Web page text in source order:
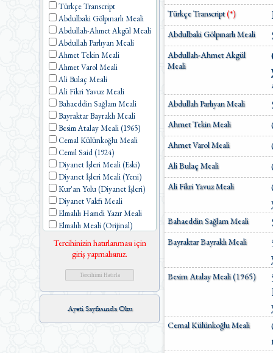
Türkçe Transcript
Abdulbaki Gölpınarlı Meali
Abdullah-Ahmet Akgül Meali
Abdullah Parlıyan Meali
Ahmet Tekin Meali
Ahmet Varol Meali
Ali Bulaç Meali
Ali Fikri Yavuz Meali
Bahaeddin Sağlam Meali
Bayraktar Bayraklı Meali
Besim Atalay Meali (1965)
Cemal Külünkoğlu Meali
Cemil Said (1924)
Diyanet İşleri Meali (Eski)
Diyanet İşleri Meali (Yeni)
Kur'an Yolu (Diyanet İşleri)
Diyanet Vakfı Meali
Elmalılı Hamdi Yazır Meali
Elmalılı Meali (Orijinal)
Emrah Demiryent Meali
Erhan Aktaş Meali
Hasan Basri Çantay Meali
Haydar Öztürk-Serkan
Yılmaz Meali
Hayrat Neşriyat Meali
İhsan Aktaş Meali
İlyas Yorulmaz Meali
Tercihinizin hatırlanması için
giriş yapmalısınız.
Ayeti Sayfasında Oku
Türkçe Transcript(*)
Abdulbaki Gölpınarlı Meali
Abdullah-Ahmet Akgül
Meali
Abdullah Parlıyan Meali
Ahmet Tekin Meali
Ahmet Varol Meali
Ali Bulaç Meali
Ali Fikri Yavuz Meali
Bahaeddin Sağlam Meali
Bayraktar Bayraklı Meali
Besim Atalay Meali (1965)
Cemal Külünkoğlu Meali